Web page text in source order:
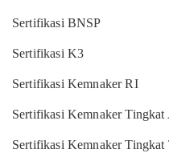
Sertifikasi BNSP
Sertifikasi K3
Sertifikasi Kemnaker RI
Sertifikasi Kemnaker Tingkat
Sertifikasi Kemnaker Tingkat